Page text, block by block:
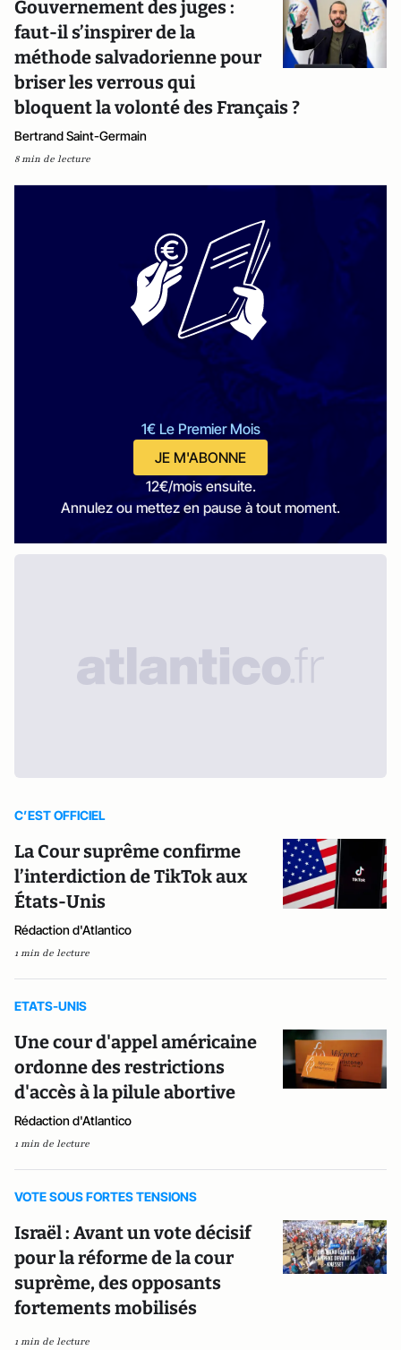
Gouvernement des juges :
faut-il s’inspirer de la
méthode salvadorienne pour
briser les verrous qui
bloquent la volonté des Français ?
Bertrand Saint-Germain
8 min de lecture
1€ Le Premier Mois
JE M'ABONNE
12€/mois ensuite.
Annulez ou mettez en pause à tout moment.
C’EST OFFICIEL
La Cour suprême confirme
l’interdiction de TikTok aux
États-Unis
Rédaction d'Atlantico
1 min de lecture
ETATS-UNIS
Une cour d'appel américaine
ordonne des restrictions
d'accès à la pilule abortive
Rédaction d'Atlantico
1 min de lecture
VOTE SOUS FORTES TENSIONS
Israël : Avant un vote décisif
pour la réforme de la cour
suprème, des opposants
fortements mobilisés
1 min de lecture